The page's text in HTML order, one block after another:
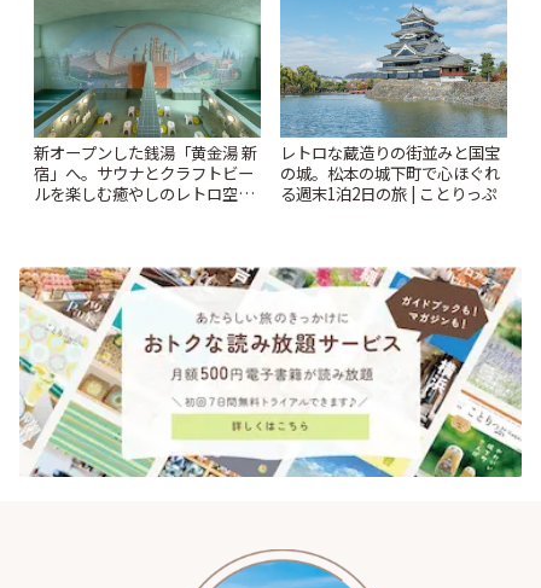
新オープンした銭湯「黄金湯 新
宿」へ。サウナとクラフトビー
ルを楽しむ癒やしのレトロ空間
レトロな蔵造りの街並みと国宝
の城。松本の城下町で心ほぐれ
る週末1泊2日の旅 | ことりっぷ